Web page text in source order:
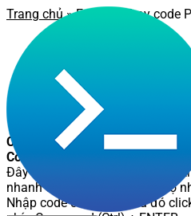
Trang chủ»Editor » Chạy code
Chạy code Python2 online -
Compiler
Đây là nơi các bạn có thể soạn
nhanh chóng và tiện lợi, hỗ trợ
Nhập code cần chạy, sau đó